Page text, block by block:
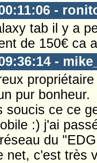
-
tab il y a
de 150€ ca
-
pur bonheur.
soucis ce ce
:) j'ai
du
net, c'est très